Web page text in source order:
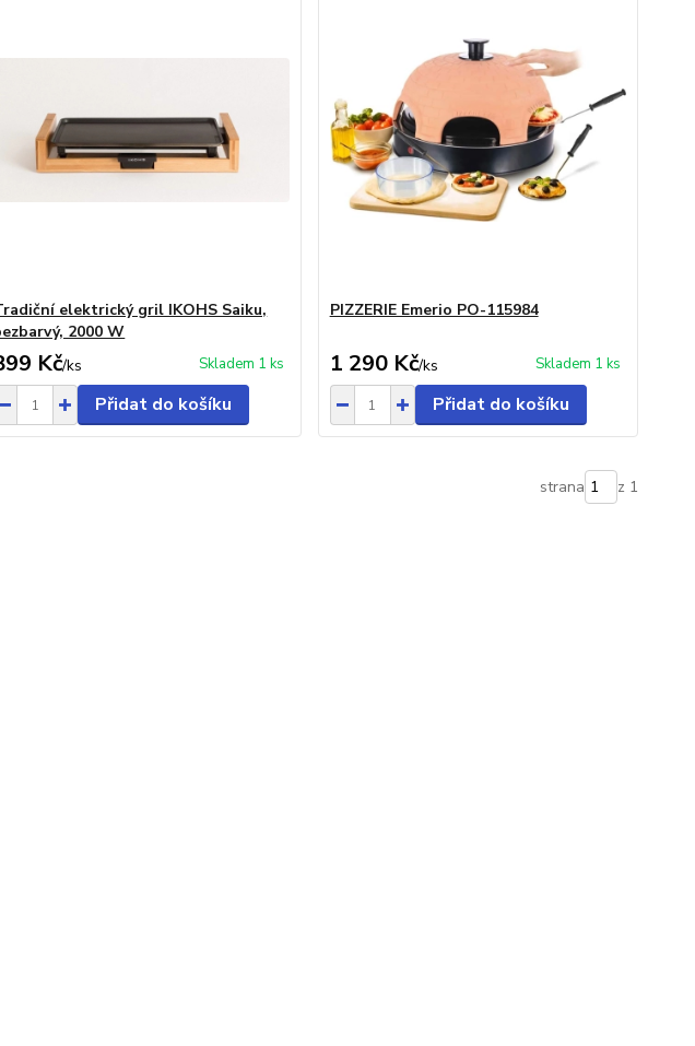
elektrický gril IKOHS Saiku,
2000 W
Kč/ks Skladem 1 ks
Přidat do košíku
PIZZERIE Emerio PO-115984
1 290 Kč/ks Skladem 1 ks
Přidat do košíku
strana z 1